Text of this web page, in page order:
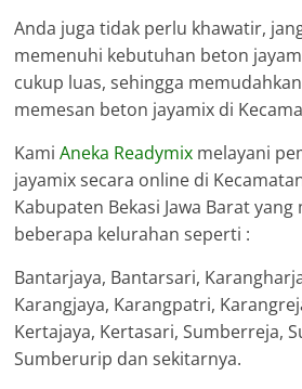
Anda juga tidak perlu khawatir,
memenuhi kebutuhan beton
cukup luas, sehingga
memesan beton jayamix di
KamiAneka Readymix melayani
jayamix secara online di
Kabupaten Bekasi Jawa Barat
beberapa kelurahan seperti :
Bantarjaya, Bantarsari,
Karangjaya, Karangpatri,
Kertajaya, Kertasari, Sumberreja,
Sumberurip dan sekitarnya.